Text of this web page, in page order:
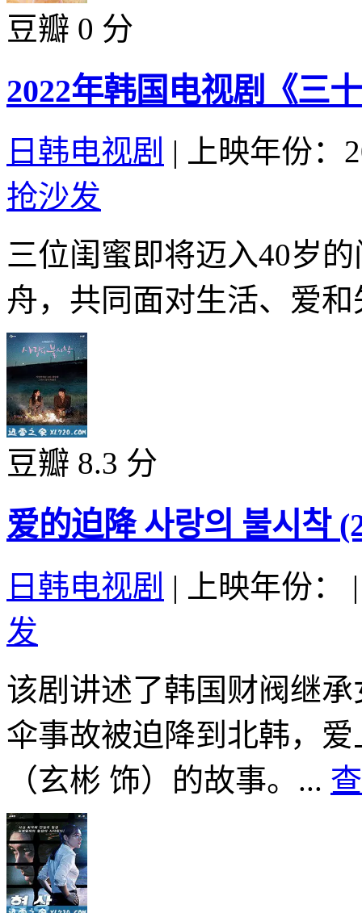
豆瓣 0 分
2022年韩国电视剧《三
日韩电视剧 |
上映年份：
抢沙发
三位闺蜜即将迈入40岁
舟，共同面对生活、爱
豆瓣 8.3 分
爱的迫降 사랑의 불시착
日韩电视剧 | 上映年份：
|
发
该剧讲述了韩国财阀继
伞事故被迫降到北韩，
（玄彬 饰）的故事。...